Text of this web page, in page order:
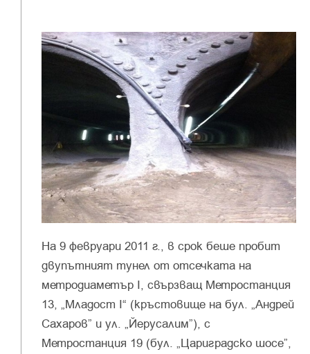
На 9 февруари 2011 г., в срок беше пробит
двупътният тунел от отсечката на
метродиаметър І, свързващ Метростанция
13, „Младост І“ (кръстовище на бул. „Андрей
Сахаров” и ул. „Йерусалим”), с
Метростанция 19 (бул. „Цариградско шосе”,